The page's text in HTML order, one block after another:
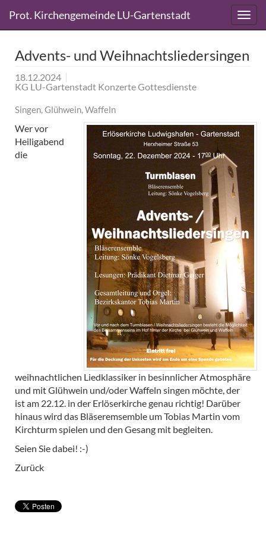
zum
Inhalt
Prot. Kirchengemeinde LU-Gartenstadt
zum
Inhalt
Advents- und Weihnachtsliedersingen
18.12.2024
KG LU-Gartenstadt Konzerte Gottesdienste
Singen, Glühwein, Waffeln
Wer vor
Heiligabend
die
weihnachtlichen Liedklassiker in besinnlicher Atmosphäre
und mit Glühwein und/oder Waffeln singen möchte, der
ist am 22.12. in der Erlöserkirche genau richtig! Darüber
hinaus wird das Bläseremsemble um Tobias Martin vom
Kirchturm spielen und den Gesang mit begleiten.
Seien Sie dabei! :-)
Zurück